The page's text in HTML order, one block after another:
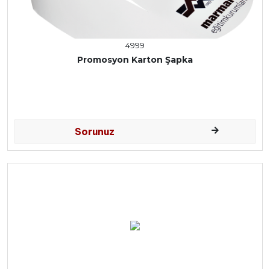
4999
Promosyon Karton Şapka
Sorunuz